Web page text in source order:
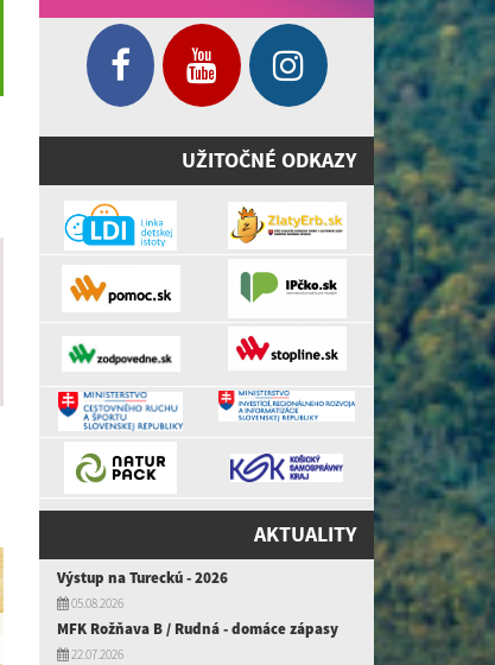
UŽITOČNÉ ODKAZY
AKTUALITY
Výstup na Tureckú - 2026
05.08.2026
MFK Rožňava B / Rudná - domáce zápasy
22.07.2026